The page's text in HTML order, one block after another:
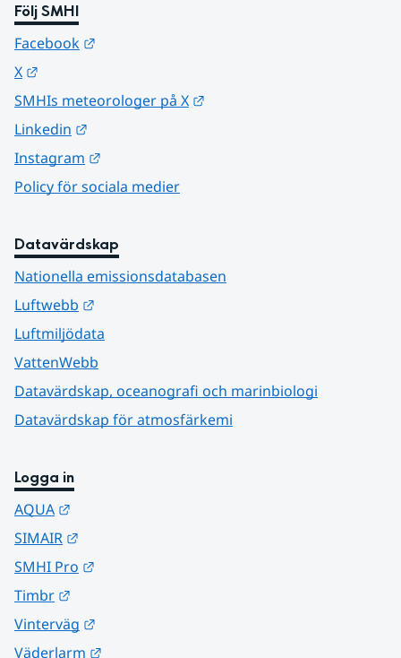
Följ SMHI
Facebook
X
SMHIs meteorologer på X
Linkedin
Instagram
Policy för sociala medier
Datavärdskap
Nationella emissionsdatabasen
Luftwebb
Luftmiljödata
VattenWebb
Datavärdskap, oceanografi och marinbiologi
Datavärdskap för atmosfärkemi
Logga in
AQUA
SIMAIR
SMHI Pro
Timbr
Vinterväg
Väderlarm